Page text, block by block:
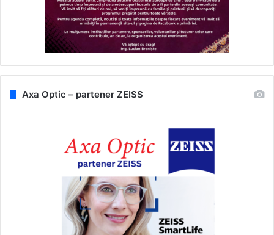
Axa Optic – partener ZEISS